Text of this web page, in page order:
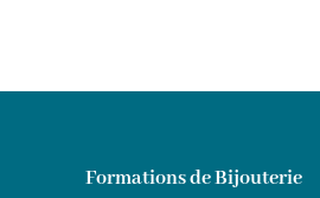
Formations de Bijouterie